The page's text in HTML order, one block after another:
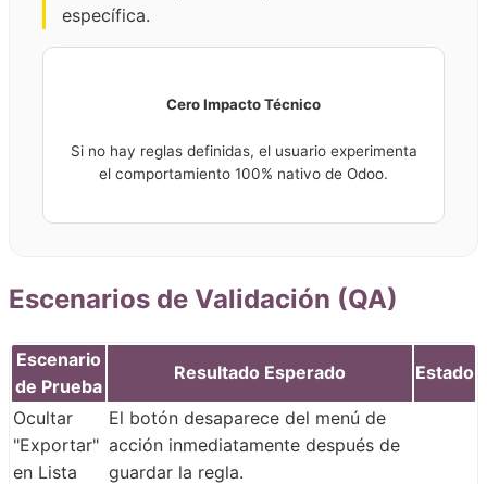
específica.
Cero Impacto Técnico
Si no hay reglas definidas, el usuario experimenta
el comportamiento 100% nativo de Odoo.
Escenarios de Validación (QA)
Escenario
de Prueba
Resultado Esperado Estado
Ocultar
"Exportar"
en Lista
El botón desaparece del menú de
acción inmediatamente después de
guardar la regla.